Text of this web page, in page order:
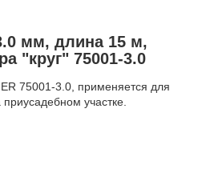
мм, длина 15 м,
"круг" 75001-3.0
75001-3.0, применяется для
участке.